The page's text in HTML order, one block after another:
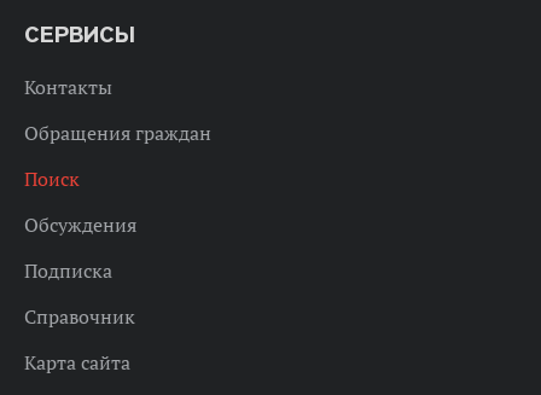
СЕРВИСЫ
Контакты
Обращения граждан
Поиск
Обсуждения
Подписка
Справочник
Карта сайта